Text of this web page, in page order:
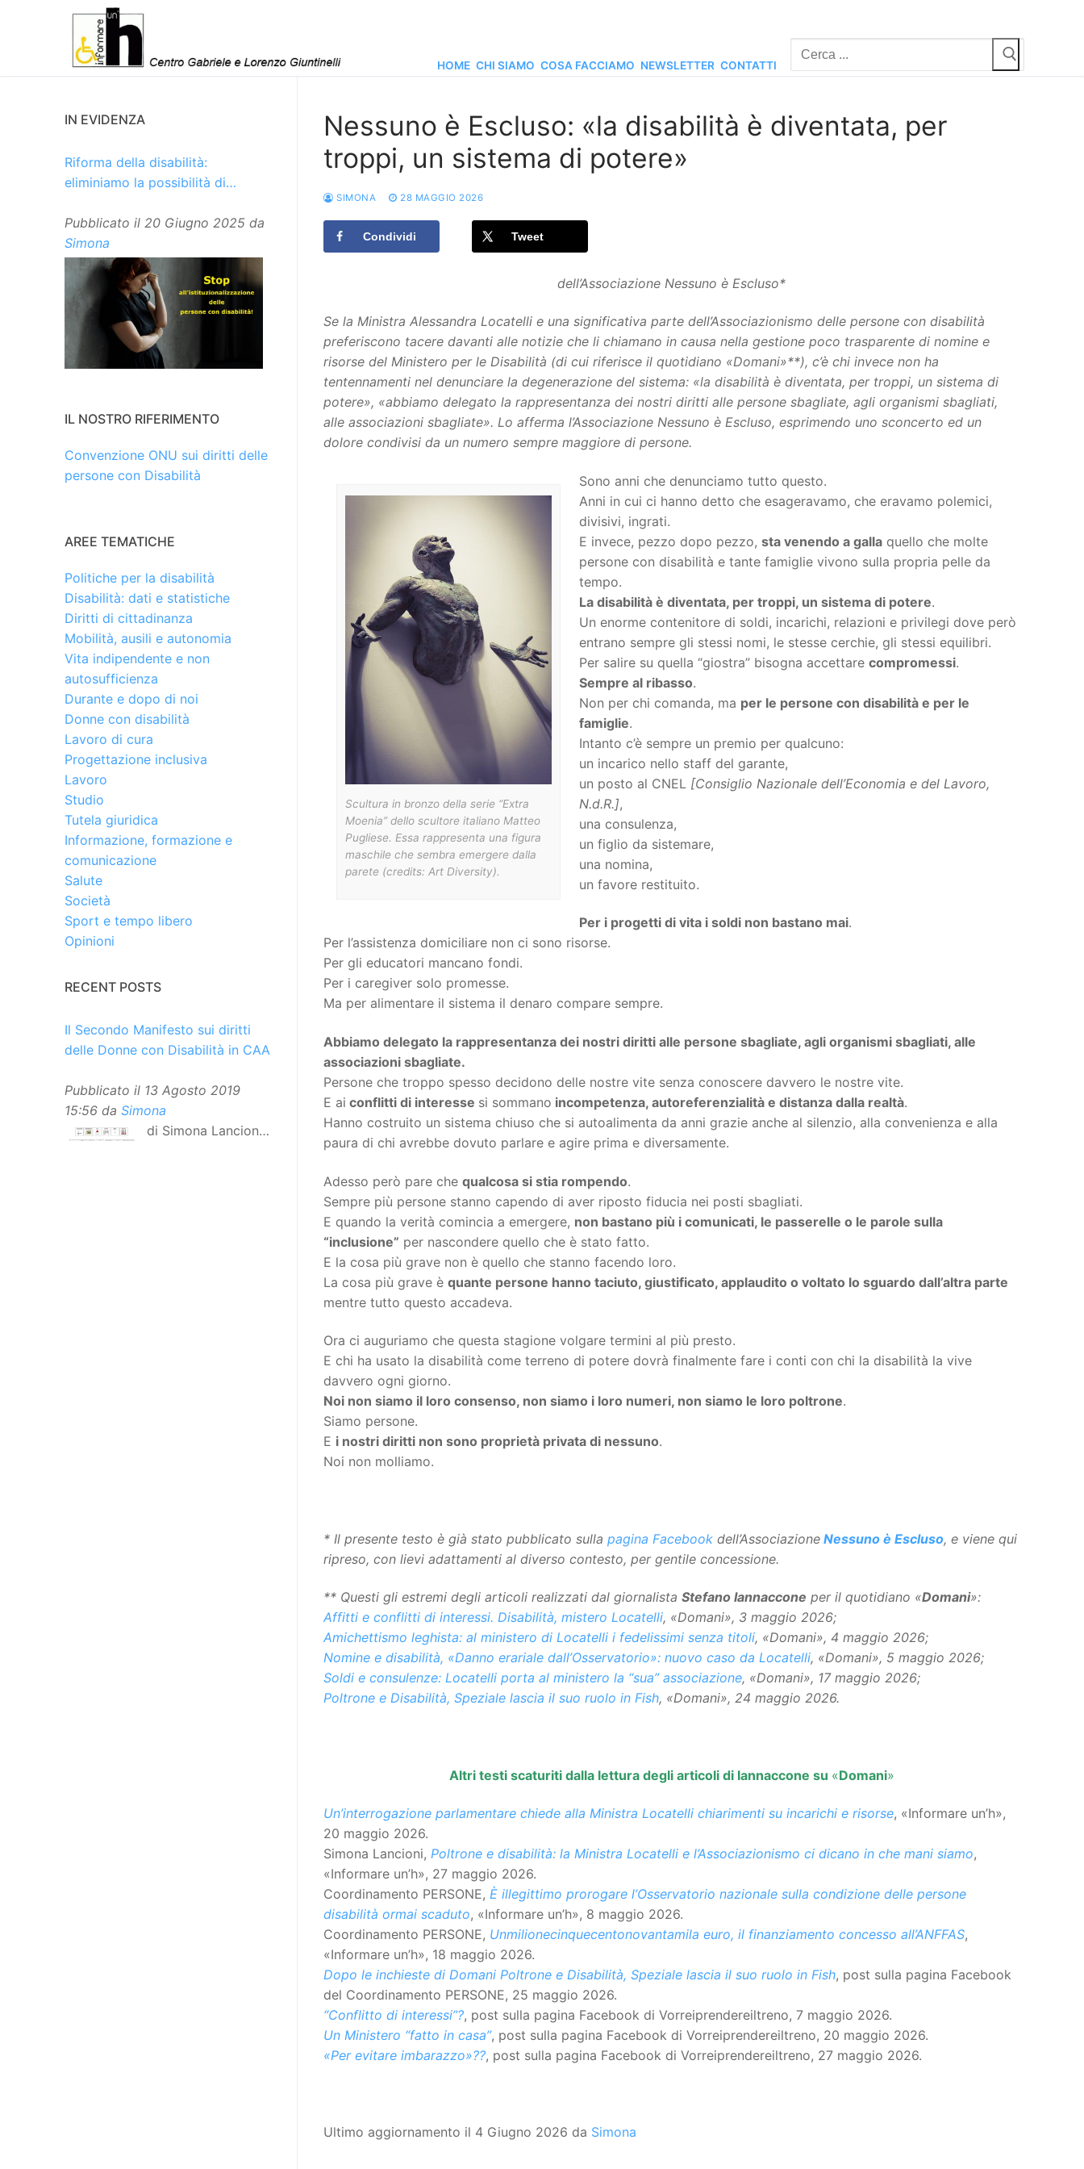
HOME CHI SIAMO COSA FACCIAMO NEWSLETTER CONTATTI
Cerca:
Nessuno è Escluso: «la disabilità è diventata, per
troppi, un sistema di potere»
SIMONA 28 MAGGIO 2026
Condividi Tweet
dell’Associazione Nessuno è Escluso*
Se la Ministra Alessandra Locatelli e una significativa parte dell’Associazionismo delle persone con disabilità
preferiscono tacere davanti alle notizie che li chiamano in causa nella gestione poco trasparente di nomine e
risorse del Ministero per le Disabilità (di cui riferisce il quotidiano «Domani»**), c’è chi invece non ha
tentennamenti nel denunciare la degenerazione del sistema: «la disabilità è diventata, per troppi, un sistema di
potere», «abbiamo delegato la rappresentanza dei nostri diritti alle persone sbagliate, agli organismi sbagliati,
alle associazioni sbagliate». Lo afferma l’Associazione Nessuno è Escluso, esprimendo uno sconcerto ed un
dolore condivisi da un numero sempre maggiore di persone.
Scultura in bronzo della serie “Extra
Moenia” dello scultore italiano Matteo
Pugliese. Essa rappresenta una figura
maschile che sembra emergere dalla
parete (credits: Art Diversity).
Sono anni che denunciamo tutto questo.
Anni in cui ci hanno detto che esageravamo, che eravamo polemici,
divisivi, ingrati.
E invece, pezzo dopo pezzo, sta venendo a gallaquello che molte
persone con disabilità e tante famiglie vivono sulla propria pelle da
tempo.
La disabilità è diventata, per troppi, un sistema di potere.
Un enorme contenitore di soldi, incarichi, relazioni e privilegi dove però
entrano sempre gli stessi nomi, le stesse cerchie, gli stessi equilibri.
Per salire su quella “giostra” bisogna accettare compromessi.
Sempre al ribasso.
Non per chi comanda, ma per le persone con disabilità e per le
famiglie.
Intanto c’è sempre un premio per qualcuno:
un incarico nello staff del garante,
un posto al CNEL [Consiglio Nazionale dell’Economia e del Lavoro,
N.d.R.],
una consulenza,
un figlio da sistemare,
una nomina,
un favore restituito.
Per i progetti di vita i soldi non bastano mai.
Per l’assistenza domiciliare non ci sono risorse.
Per gli educatori mancano fondi.
Per i caregiver solo promesse.
Ma per alimentare il sistema il denaro compare sempre.
Abbiamo delegato la rappresentanza dei nostri diritti alle persone sbagliate, agli organismi sbagliati, alle
associazioni sbagliate.
Persone che troppo spesso decidono delle nostre vite senza conoscere davvero le nostre vite.
E ai conflitti di interesse si sommano incompetenza, autoreferenzialità e distanza dalla realtà.
Hanno costruito un sistema chiuso che si autoalimenta da anni grazie anche al silenzio, alla convenienza e alla
paura di chi avrebbe dovuto parlare e agire prima e diversamente.
Adesso però pare che qualcosa si stia rompendo.
Sempre più persone stanno capendo di aver riposto fiducia nei posti sbagliati.
E quando la verità comincia a emergere, non bastano più i comunicati, le passerelle o le parole sulla
“inclusione” per nascondere quello che è stato fatto.
E la cosa più grave non è quello che stanno facendo loro.
La cosa più grave è quante persone hanno taciuto, giustificato, applaudito o voltato lo sguardo dall’altra parte
mentre tutto questo accadeva.
Ora ci auguriamo che questa stagione volgare termini al più presto.
E chi ha usato la disabilità come terreno di potere dovrà finalmente fare i conti con chi la disabilità la vive
davvero ogni giorno.
Noi non siamo il loro consenso, non siamo i loro numeri, non siamo le loro poltrone.
Siamo persone.
E i nostri diritti non sono proprietà privata di nessuno.
Noi non molliamo.
* Il presente testo è già stato pubblicato sulla pagina Facebook dell’Associazione Nessuno è Escluso, e viene qui
ripreso, con lievi adattamenti al diverso contesto, per gentile concessione.
** Questi gli estremi degli articoli realizzati dal giornalista Stefano Iannaccone per il quotidiano «Domani»:
Affitti e conflitti di interessi. Disabilità, mistero Locatelli, «Domani», 3 maggio 2026;
Amichettismo leghista: al ministero di Locatelli i fedelissimi senza titoli, «Domani», 4 maggio 2026;
Nomine e disabilità, «Danno erariale dall’Osservatorio»: nuovo caso da Locatelli, «Domani», 5 maggio 2026;
Soldi e consulenze: Locatelli porta al ministero la “sua” associazione, «Domani», 17 maggio 2026;
Poltrone e Disabilità, Speziale lascia il suo ruolo in Fish, «Domani», 24 maggio 2026.
Altri testi scaturiti dalla lettura degli articoli di Iannaccone su «Domani»
Un’interrogazione parlamentare chiede alla Ministra Locatelli chiarimenti su incarichi e risorse, «Informare un’h»,
20 maggio 2026.
Simona Lancioni, Poltrone e disabilità: la Ministra Locatelli e l’Associazionismo ci dicano in che mani siamo,
«Informare un’h», 27 maggio 2026.
Coordinamento PERSONE, È illegittimo prorogare l’Osservatorio nazionale sulla condizione delle persone
disabilità ormai scaduto, «Informare un’h», 8 maggio 2026.
Coordinamento PERSONE, Unmilionecinquecentonovantamila euro, il finanziamento concesso all’ANFFAS,
«Informare un’h», 18 maggio 2026.
Dopo le inchieste di Domani Poltrone e Disabilità, Speziale lascia il suo ruolo in Fish, post sulla pagina Facebook
del Coordinamento PERSONE, 25 maggio 2026.
“Conflitto di interessi”?, post sulla pagina Facebook di Vorreiprendereiltreno, 7 maggio 2026.
Un Ministero “fatto in casa”, post sulla pagina Facebook di Vorreiprendereiltreno, 20 maggio 2026.
«Per evitare imbarazzo»??, post sulla pagina Facebook di Vorreiprendereiltreno, 27 maggio 2026.
Ultimo aggiornamento il 4 Giugno 2026 da Simona
IN EVIDENZA
Riforma della disabilità:
eliminiamo la possibilità di
Pubblicato il 20 Giugno 2025 da
Simona
IL NOSTRO RIFERIMENTO
Convenzione ONU sui diritti delle
persone con Disabilità
AREE TEMATICHE
Politiche per la disabilità
Disabilità: dati e statistiche
Diritti di cittadinanza
Mobilità, ausili e autonomia
Vita indipendente e non
autosufficienza
Durante e dopo di noi
Donne con disabilità
Lavoro di cura
Progettazione inclusiva
Lavoro
Studio
Tutela giuridica
Informazione, formazione e
comunicazione
Salute
Società
Sport e tempo libero
Opinioni
RECENT POSTS
Il Secondo Manifesto sui diritti
delle Donne con Disabilità in CAA
Pubblicato il 13 Agosto 2019
15:56 da Simona
di Simona Lancioni,